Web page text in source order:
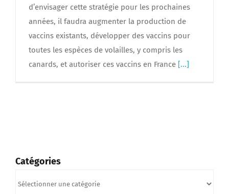
d’envisager cette stratégie pour les prochaines
années, il faudra augmenter la production de
vaccins existants, développer des vaccins pour
toutes les espèces de volailles, y compris les
canards, et autoriser ces vaccins en France [...]
Catégories